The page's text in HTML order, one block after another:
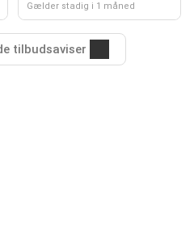
Gælder stadig i 1 måned
tilbudsaviser